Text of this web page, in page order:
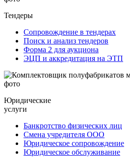
Тендеры
Сопровождение в тендерах
Поиск и анализ тендеров
Форма 2 для аукциона
ЭЦП и аккредитация на ЭТП
Юридические
услуги
Банкротство физических лиц
Смена учредителя ООО
Юридическое сопровождение
Юридическое обслуживание